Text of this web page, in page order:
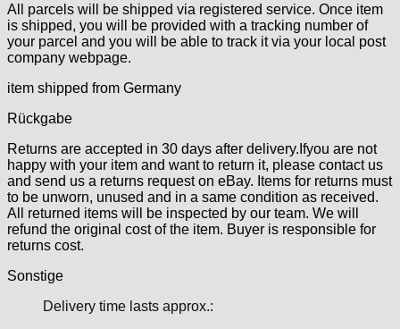
All parcels will be shipped via registered service. Once item
is shipped, you will be provided with a tracking number of
your parcel and you will be able to track it via your local post
company webpage.
item shipped from Germany
Rückgabe
Returns are accepted in 30 days after delivery.Ifyou are not
happy with your item and want to return it, please contact us
and send us a returns request on eBay. Items for returns must
to be unworn, unused and in a same condition as received.
All returned items will be inspected by our team. We will
refund the original cost of the item. Buyer is responsible for
returns cost.
Sonstige
Delivery time lasts approx.: